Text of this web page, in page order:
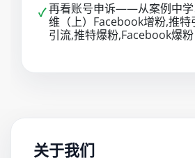
✓再看账号申诉——从案例中学
维（上）Facebook增粉,推
引流,推特爆粉,Facebook爆粉
关于我们